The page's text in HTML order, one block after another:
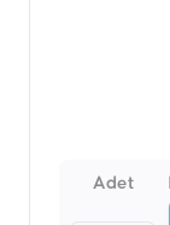
Adet